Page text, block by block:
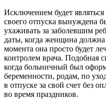
Исключением будет
своего отпуска вынуждена
ухаживать за заболевшим
даты, когда женщина
момента она просто будет
контролем врача. Подобная
когда больничный был
беременности, родам, по
в отпуске за свой счет без
во время праздников.